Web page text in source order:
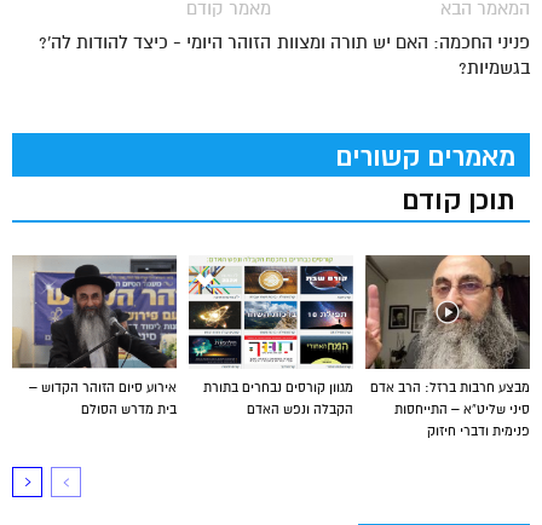
מאמר קודם
הזוהר היומי - כיצד להודות לה'?
המאמר הבא
פניני החכמה: האם יש תורה ומצוות
בגשמיות?
מאמרים קשורים
תוכן קודם
אירוע סיום הזוהר הקדוש –
בית מדרש הסולם
מגוון קורסים נבחרים בתורת
הקבלה ונפש האדם
מבצע חרבות ברזל: הרב אדם
סיני שליט”א – התייחסות
פנימית ודברי חיזוק